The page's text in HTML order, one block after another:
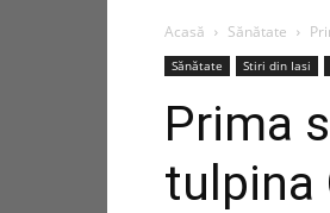
Acasă Sănătate
Sănătate Stiri din Iasi
Prima
tulpina